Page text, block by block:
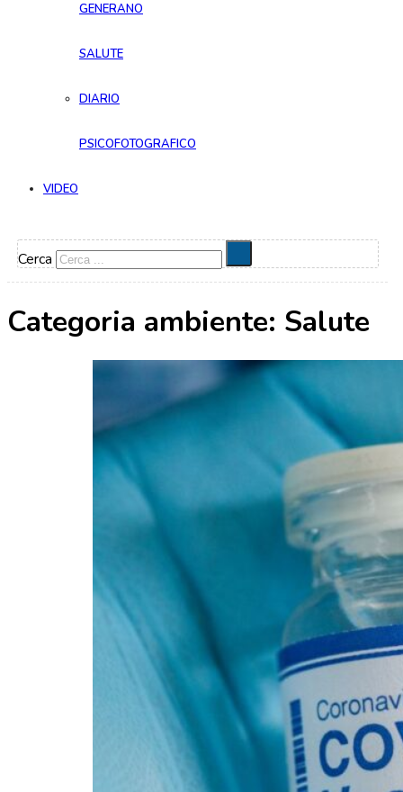
GENERANO
SALUTE
DIARIO
PSICOFOTOGRAFICO
VIDEO
Cerca
Categoria ambiente: Salute